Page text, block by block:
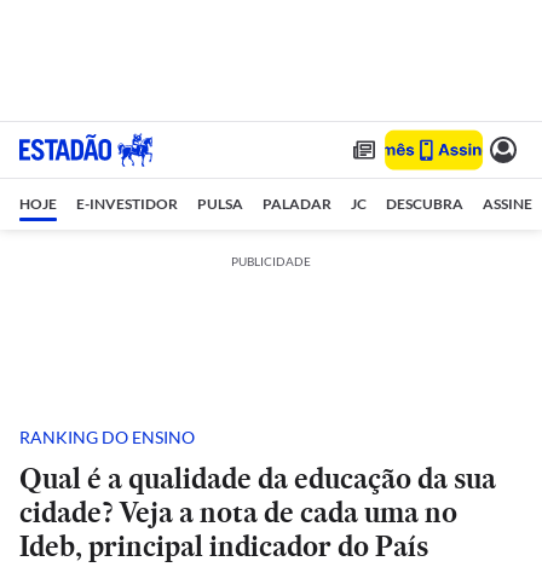
HOJE E-INVESTIDOR PULSA PALADAR JC DESCUBRA ASSINE
PUBLICIDADE
RANKING DO ENSINO
Qual é a qualidade da educação da sua
cidade? Veja a nota de cada uma no
Ideb, principal indicador do País